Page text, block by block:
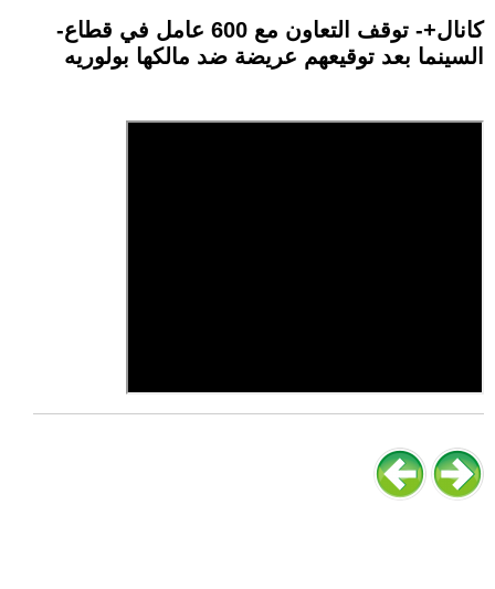
-كانال+- توقف التعاون مع 600 عامل في قطاع
السينما بعد توقيعهم عريضة ضد مالكها بولوريه